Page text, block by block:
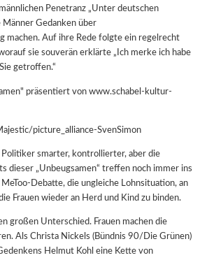
Penetranz „Unter deutschen
Männer Gedanken über
machen. Auf ihre Rede folgte ein regelrecht
sie souverän erklärte „Ich merke ich habe
getroffen.“
picture_alliance-SvenSimon
smarter, kontrollierter, aber die
dieser „Unbeugsamen“ treffen noch immer ins
Debatte, die ungleiche Lohnsituation, an
Frauen wieder an Herd und Kind zu binden.
großen Unterschied. Frauen machen die
Als Christa Nickels (Bündnis 90/Die Grünen)
Helmut Kohl eine Kette von